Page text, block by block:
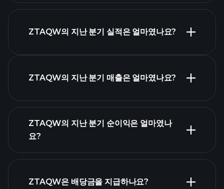
ZTAQW의 지난 분기 실적은 얼마였나요?
ZTAQW의 지난 분기 매출은 얼마였나요?
재
ZTAQW의 지난 분기 순이익은 얼마였나
요?
ZTAQW은 배당금을 지급하나요?